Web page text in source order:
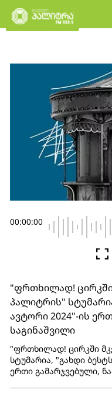
00:00:00
"ფრთხილად!
პალიტრის"
ავტორი 2024"-ის
საგინაშვილი
"ფრთხილად! ცირკში
სტუმარია, "გახდი
ერთი გამარჯვებული,